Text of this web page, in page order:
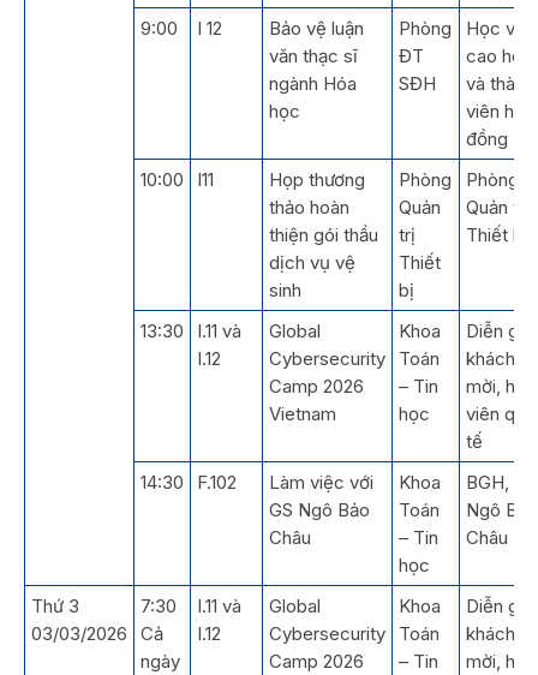
9:00
I 12
Bảo vệ luận
văn thạc sĩ
ngành Hóa
học
Phòng
ĐT
SĐH
Học viên
cao học
và thành
viên hội
đồng
10:00
I11
Họp thương
thảo hoàn
thiện gói thầu
dịch vụ vệ
sinh
Phòng
Quản
trị
Thiết
bị
Phòng
Quản trị
Thiết bị
13:30
I.11 và
I.12
Global
Cybersecurity
Camp 2026
Vietnam
Khoa
Toán
– Tin
học
Diễn giả,
khách
mời, học
viên
tế
14:30
F.102
Làm việc với
GS Ngô Bảo
Châu
Khoa
Toán
– Tin
học
BGH, GS
Ngô Bảo
Châu
Thứ 3
03/03/2026
7:30
Cả
ngày
I.11 và
I.12
Global
Cybersecurity
Camp 2026
Khoa
Toán
– Tin
Diễn giả,
khách
mời, học